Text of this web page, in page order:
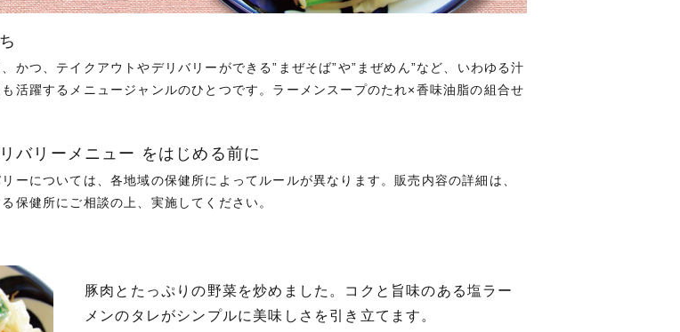
かつ、テイクアウトやデリバリーができる”まぜそば”や”まぜめん”など、いわゆる汁
活躍するメニュージャンルのひとつです。ラーメンスープのたれ×香味油脂の組合せ
バリーメニュー をはじめる前に
ーについては、各地域の保健所によってルールが異なります。販売内容の詳細は、
保健所にご相談の上、実施してください。
豚肉とたっぷりの野菜を炒めました。コクと旨味のある塩ラー
メンのタレがシンプルに美味しさを引き立てます。